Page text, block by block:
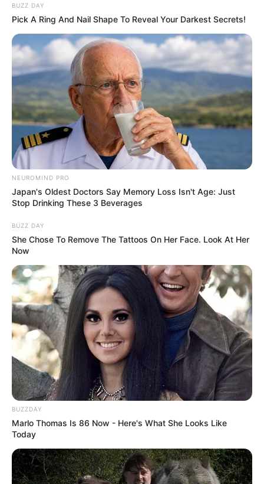
BUZZ DAY
Pick A Ring And Nail Shape To Reveal Your Darkest Secrets!
NEUROMIND PRO
Japan's Oldest Doctors Say Memory Loss Isn't Age: Just
Stop Drinking These 3 Beverages
BUZZ DAY
She Chose To Remove The Tattoos On Her Face. Look At Her
Now
BUZZDAY
Marlo Thomas Is 86 Now - Here's What She Looks Like
Today